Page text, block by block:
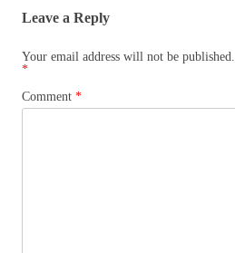
Leave a Reply
Your email address will not be published.
*
Comment *